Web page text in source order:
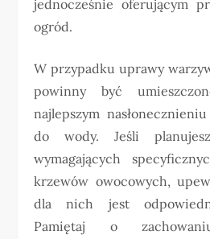
jednocześnie oferującym
ogród.
W przypadku uprawy
powinny być
najlepszym
do wody. Jeśli
wymagających
krzewów owocowych,
dla nich jest
Pamiętaj o